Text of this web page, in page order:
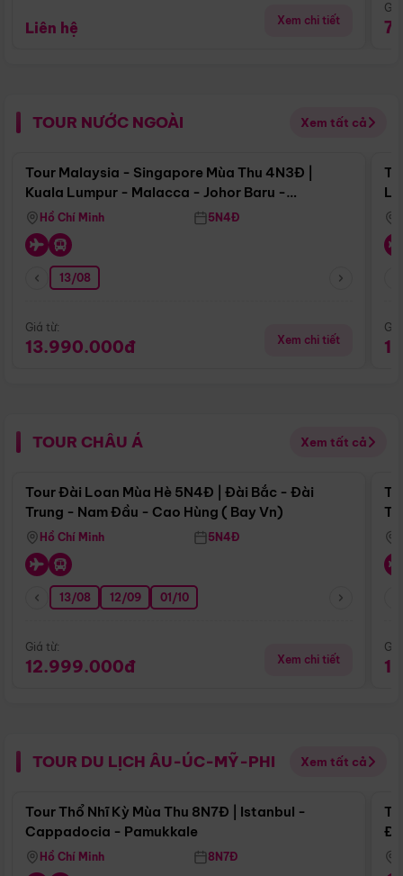
Liên hệ Xem chi tiết
TOUR NƯỚC NGOÀI Xem tất cả
Điểm nổi bật
Tour Malaysia - Singapore Mùa Thu 4N3Đ |
Kuala Lumpur - Malacca - Johor Baru -
Singapore
Hồ Chí Minh 5N4Đ
13/08
Giá từ:
13.990.000đ Xem chi tiết
TOUR CHÂU Á Xem tất cả
Điểm nổi bật
Tour Đài Loan Mùa Hè 5N4Đ | Đài Bắc - Đài
Trung - Nam Đầu - Cao Hùng ( Bay Vn)
Hồ Chí Minh 5N4Đ
13/08 12/09 01/10
Giá từ:
12.999.000đ Xem chi tiết
TOUR DU LỊCH ÂU-ÚC-MỸ-PHI Xem tất cả
Điểm nổi bật
Tour Thổ Nhĩ Kỳ Mùa Thu 8N7Đ | Istanbul -
Cappadocia - Pamukkale
Hồ Chí Minh 8N7Đ